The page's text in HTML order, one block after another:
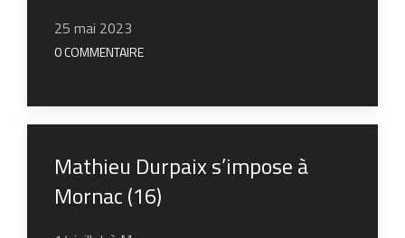
25 mai 2023
0 COMMENTAIRE
Mathieu Durpaix s’impose à
Mornac (16)